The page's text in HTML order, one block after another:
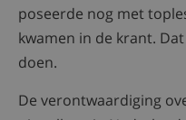
poseerde nog met
kwamen in de krant.
doen.
De verontwaardiging